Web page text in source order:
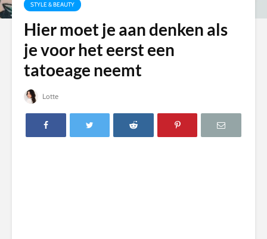
STYLE & BEAUTY
Hier moet je aan denken als
je voor het eerst een
tatoeage neemt
Lotte